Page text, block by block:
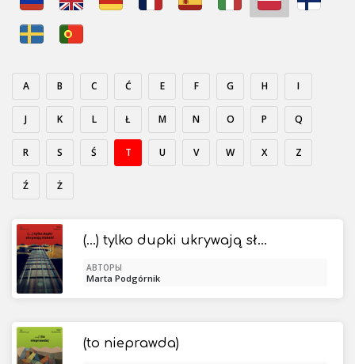
(...) tylko dupki ukrywają słabość
АВТОРЫ
Marta Podgórnik
(to nieprawda)
A B C Ć E F G H I
J K L Ł M N O P Q
R S Ś T U V W X Z
Ź Ż